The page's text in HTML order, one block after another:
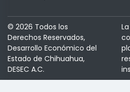
© 2026 Todos los
Derechos Reservados,
Desarrollo Económico del
Estado de Chihuahua,
DESEC A.C.